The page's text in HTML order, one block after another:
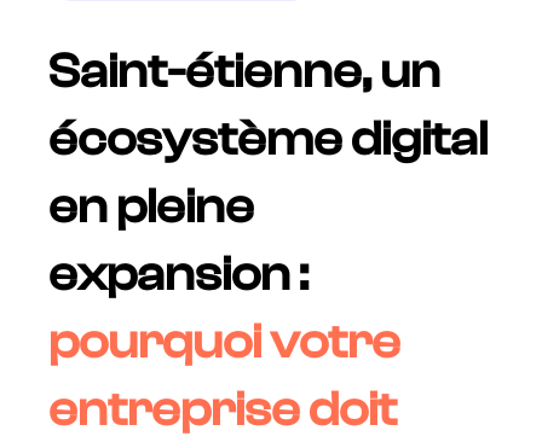
Saint-étienne, un
écosystème digital
en pleine
expansion :
pourquoi votre
entreprise doit